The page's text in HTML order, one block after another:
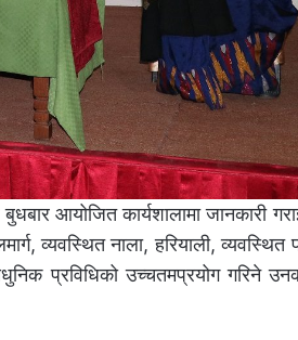
आयोजित कार्यशालामा जानकारी
व्यवस्थित नाला, हरियाली, व्यवस्थित
प्रविधिको उच्चतमप्रयोग गरिने